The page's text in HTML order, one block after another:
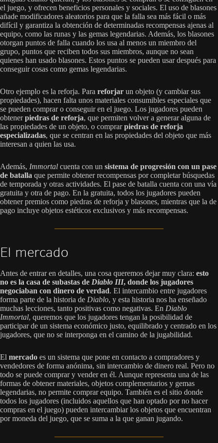
el juego, y ofrecen beneficios personales y sociales. El uso de blasones
añade modificadores aleatorios para que la falla sea más fácil o más
difícil y garantiza la obtención de determinadas recompensas ajenas al
equipo, como las runas y las gemas legendarias. Además, los blasones
otorgan puntos de falla cuando los usa al menos un miembro del
grupo, puntos que reciben todos sus miembros, aunque no sean
quienes han usado blasones. Estos puntos se pueden usar después para
conseguir cosas como gemas legendarias.
Otro ejemplo es la reforja. Para reforjar un objeto (y cambiar sus
propiedades), hacen falta unos materiales consumibles especiales que
se pueden comprar o conseguir en el juego. Los jugadores pueden
obtenerpiedras de reforja, que permiten volver a generar alguna de
las propiedades de un objeto, o comprarpiedras de reforja
especializadas, que se centran en las propiedades del objeto que más
interesan a quien las usa.
Además, Immortal cuenta con un sistema de progresión con un pase
de batalla que permite obtener recompensas por completar búsquedas
de temporada y otras actividades. El pase de batalla cuenta con una vía
gratuita y otra de pago. En la gratuita, todos los jugadores pueden
obtener premios como piedras de reforja y blasones, mientras que la de
pago incluye objetos estéticos exclusivos y más recompensas.
El mercado
Antes de entrar en detalles, una cosa queremos dejar muy clara: esto
no es la casa de subastas de Diablo III, donde los jugadores
negociaban con dinero de verdad. El intercambio entre jugadores
forma parte de la historia de Diablo, y esta historia nos ha enseñado
muchas lecciones, tanto positivas como negativas. En Diablo
Immortal, queremos que los jugadores tengan la posibilidad de
participar de un sistema económico justo, equilibrado y centrado en los
jugadores, que no se interponga en el camino de la jugabilidad.
El mercado es un sistema que pone en contacto a compradores y
vendedores de forma anónima, sin intercambio de dinero real. Pero no
todo se puede comprar y vender en él. Aunque representa una de las
formas de obtener materiales, objetos complementarios y gemas
legendarias, no permite comprar equipo. También es el sitio donde
todos los jugadores (incluidos aquellos que han optado por no hacer
compras en el juego) pueden intercambiar los objetos que encuentran
por moneda del juego, que se suma a la que ganan jugando.